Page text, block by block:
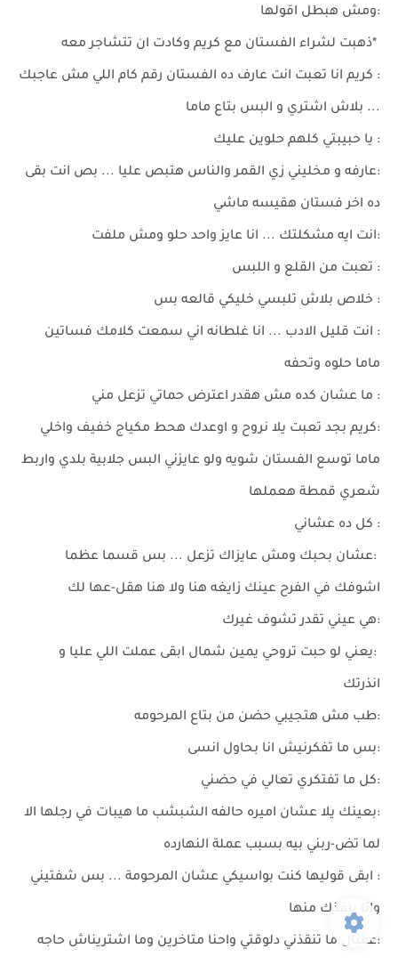
:ومش هبطل اقولها
*ذهبت لشراء الفستان مع كريم وكادت ان تتشاجر معه
: كريم انا تعبت انت عارف ده الفستان رقم كام اللي مش عاجبك
... بلاش اشتري و البس بتاع ماما
: يا حبيبتي كلهم حلوين عليك
:عارفه و مخليني زي القمر والناس هتبص عليا ... بص انت بقى
ده اخر فستان هقيسه ماشي
:انت ايه مشكلتك ... انا عايز واحد حلو ومش ملفت
: تعبت من القلع و اللبس
: خلاص بلاش تلبسي خليكي قالعه بس
: انت قليل الادب ... انا غلطانه اني سمعت كلامك فساتين
ماما حلوه وتحفه
: ما عشان كده مش هقدر اعترض حماتي تزعل مني
:كريم بجد تعبت يلا نروح و اوعدك هحط مكياج خفيف واخلي
ماما توسع الفستان شويه ولو عايزني البس جلابية بلدي واربط
شعري قمطة هعملها
: كل ده عشاني
:عشان بحبك ومش عايزاك تزعل ... بس قسما عظما
اشوفك في الفرح عينك زايغه هنا ولا هنا هقل-عها لك
:هي عيني تقدر تشوف غيرك
:يعني لو حبت تروحي يمين شمال ابقى عملت اللي عليا و
انذرتك
:طب مش هتجيبي حضن من بتاع المرحومه
:بس ما تفكرنيش انا بحاول انسى
:كل ما تفتكري تعالي في حضني
:بعينك يلا عشان اميره حالفه الشبشب ما هيبات في رجلها الا
لما تض-ربني بيه بسبب عملة النهارده
: ابقى قوليها كنت بواسيكي عشان المرحومة ... بس شفتيني
وانا بنقذك منها
:عقبال ما تنقذني دلوقتي واحنا متاخرين وما اشتريناش حاجه